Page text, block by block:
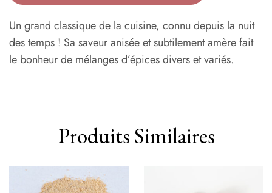
Un grand classique de la cuisine, connu depuis la nuit
des temps ! Sa saveur anisée et subtilement amère fait
le bonheur de mélanges d’épices divers et variés.
Produits Similaires